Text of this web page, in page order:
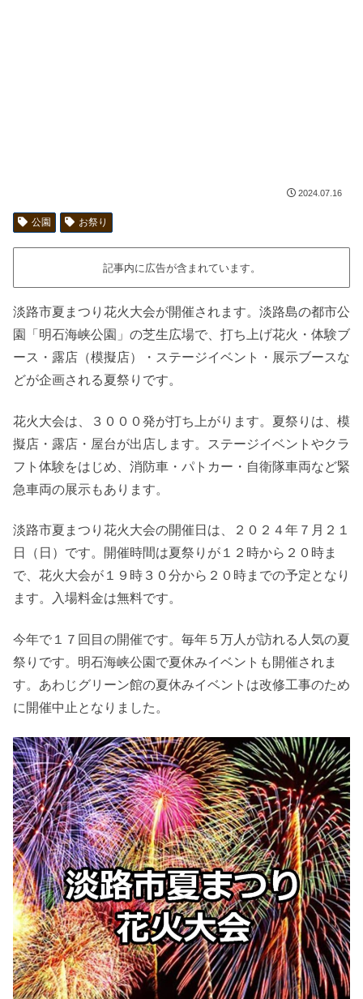
2024.07.16
公園 お祭り
記事内に広告が含まれています。
淡路市夏まつり花火大会が開催されます。淡路島の都市公
園「明石海峡公園」の芝生広場で、打ち上げ花火・体験ブ
ース・露店（模擬店）・ステージイベント・展示ブースな
どが企画される夏祭りです。
花火大会は、３０００発が打ち上がります。夏祭りは、模
擬店・露店・屋台が出店します。ステージイベントやクラ
フト体験をはじめ、消防車・パトカー・自衛隊車両など緊
急車両の展示もあります。
淡路市夏まつり花火大会の開催日は、２０２４年７月２１
日（日）です。開催時間は夏祭りが１２時から２０時ま
で、花火大会が１９時３０分から２０時までの予定となり
ます。入場料金は無料です。
今年で１７回目の開催です。毎年５万人が訪れる人気の夏
祭りです。明石海峡公園で夏休みイベントも開催されま
す。あわじグリーン館の夏休みイベントは改修工事のため
に開催中止となりました。